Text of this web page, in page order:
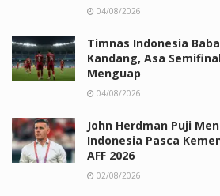
04/08/2026
Timnas Indonesia
Kandang, Asa
Menguap
04/08/2026
John Herdman Puji
Indonesia Pasca
AFF 2026
02/08/2026